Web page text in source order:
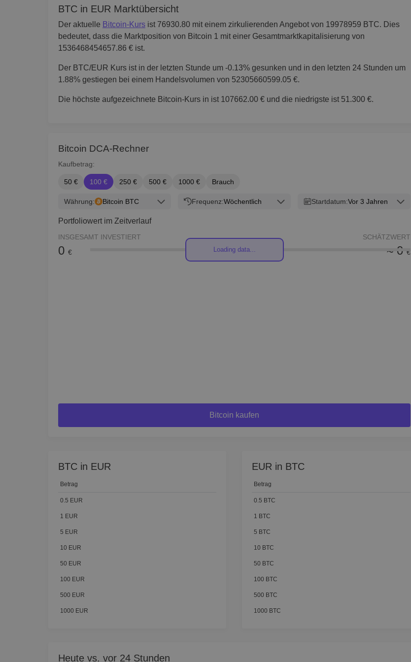
BTC in EUR Marktübersicht
Der aktuelle Bitcoin-Kurs ist 76930.80 mit einem zirkulierenden Angebot von 19978959 BTC. Dies
bedeutet, dass die Marktposition von Bitcoin 1 mit einer Gesamtmarktkapitalisierung von
1536468454657.86 € ist.
Der BTC/EUR Kurs ist in der letzten Stunde um -0.13% gesunken und in den letzten 24 Stunden um
1.88% gestiegen bei einem Handelsvolumen von 52305660599.05 €.
Die höchste aufgezeichnete Bitcoin-Kurs in ist 107662.00 € und die niedrigste ist 51.300 €.
Bitcoin DCA-Rechner
Kaufbetrag:
50 € 100 € 250 € 500 € 1000 € Brauch
Währung: Bitcoin BTC Frequenz:Wöchentlich Startdatum:Vor 3 Jahren
Portfoliowert im Zeitverlauf
INSGESAMT INVESTIERT
0 €
SCHÄTZWERT
≈ 0 €
Loading data...
Bitcoin kaufen
BTC in EUR
Betrag
0.5 EUR
1 EUR
5 EUR
10 EUR
50 EUR
100 EUR
500 EUR
1000 EUR
EUR in BTC
Betrag
0.5 BTC
1 BTC
5 BTC
10 BTC
50 BTC
100 BTC
500 BTC
1000 BTC
Heute vs. vor 24 Stunden